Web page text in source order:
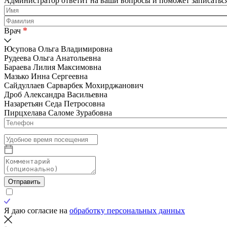
Врач *
Юсупова Ольга Владимировна
Рудеева Ольга Анатольевна
Бараева Лилия Максимовна
Мазько Инна Сергеевна
Сайдуллаев Сарварбек Мохирджанович
Дроб Александра Васильевна
Назаретьян Седа Петросовна
Пирцхелава Саломе Зурабовна
Отправить
Я даю согласие на обработку персональных данных